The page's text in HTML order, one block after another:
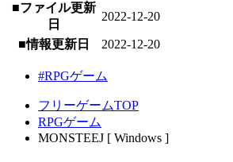
■ファイル更新
日
2022-12-20
■情報更新日 2022-12-20
#RPGゲーム
フリーゲームTOP
RPGゲーム
MONSTEEJ [ Windows ]